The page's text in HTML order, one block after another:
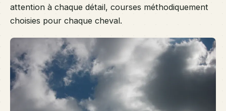
attention à chaque détail, courses méthodiquement
choisies pour chaque cheval.